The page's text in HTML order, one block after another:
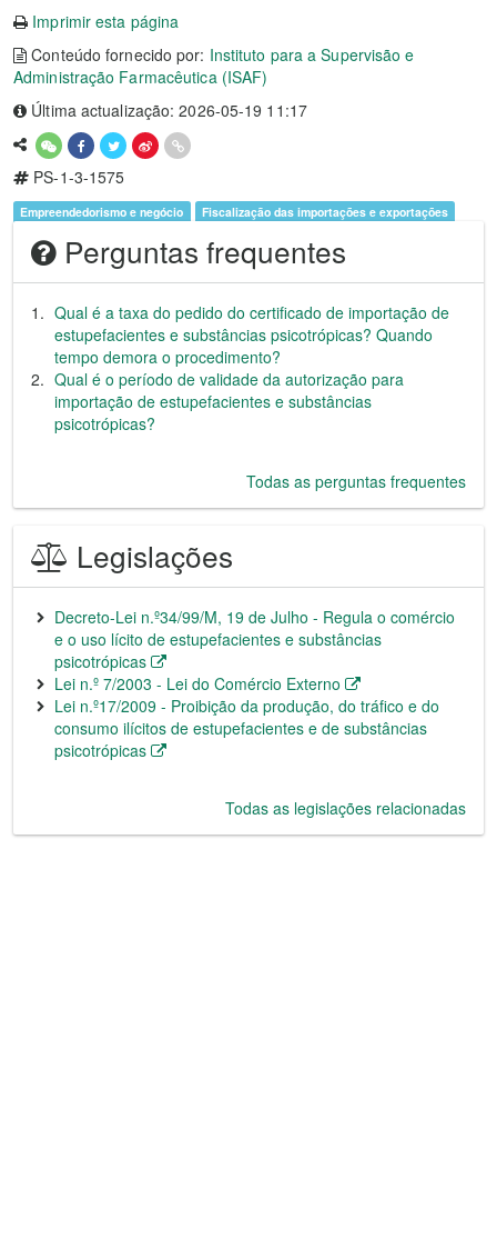
Imprimir esta página
Conteúdo fornecido por: Instituto para a Supervisão e
Administração Farmacêutica (ISAF)
Última actualização: 2026-05-19 11:17
PS-1-3-1575
Empreendedorismo e negócio Fiscalização das importações e exportações
Perguntas frequentes
Qual é a taxa do pedido do certificado de importação de
estupefacientes e substâncias psicotrópicas? Quando
tempo demora o procedimento?
Qual é o período de validade da autorização para
importação de estupefacientes e substâncias
psicotrópicas?
Todas as perguntas frequentes
Legislações
Decreto-Lei n.º34/99/M, 19 de Julho - Regula o comércio
e o uso lícito de estupefacientes e substâncias
psicotrópicas
Lei n.º 7/2003 - Lei do Comércio Externo
Lei n.º17/2009 - Proibição da produção, do tráfico e do
consumo ilícitos de estupefacientes e de substâncias
psicotrópicas
Todas as legislações relacionadas